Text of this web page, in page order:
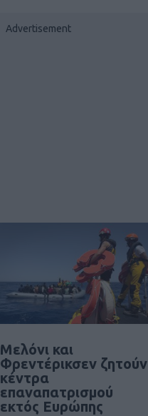
Μελόνι και
Φρεντέρικσεν ζητούν
κέντρα
επαναπατρισμού
εκτός Ευρώπης